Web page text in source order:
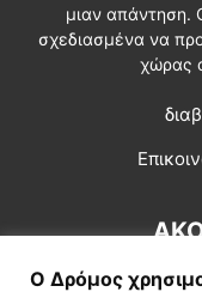
μιαν απάντηση.
σχεδιασμένα να
χώρας
Ο Δρόμος